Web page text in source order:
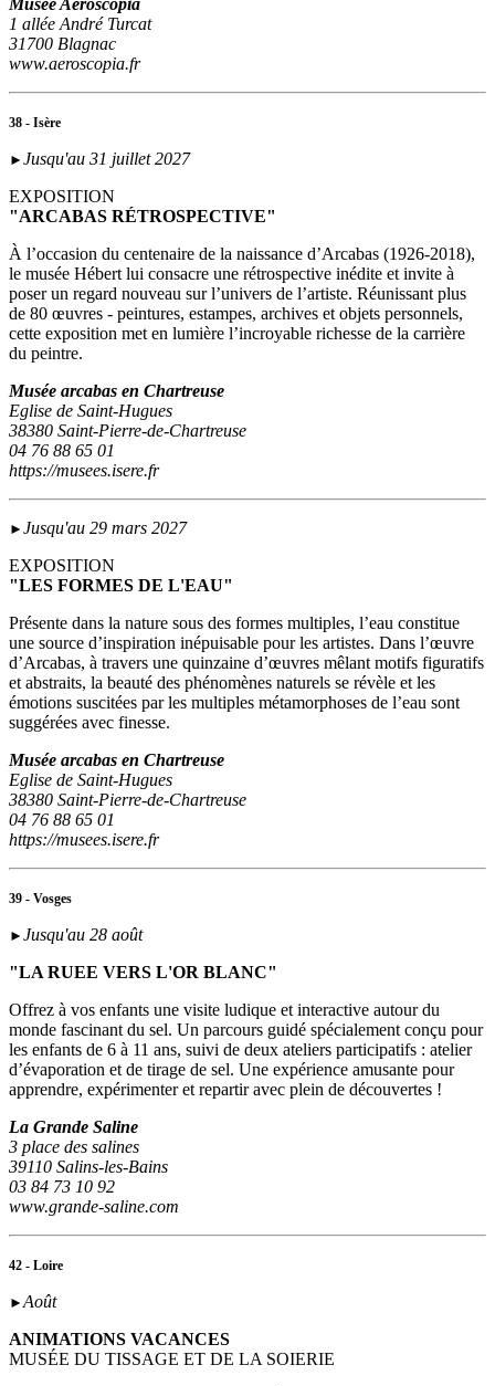
Musée Aeroscopia
1 allée André Turcat
31700 Blagnac
www.aeroscopia.fr
38 - Isère
► Jusqu'au 31 juillet 2027
EXPOSITION
"ARCABAS RÉTROSPECTIVE"
À l’occasion du centenaire de la naissance d’Arcabas (1926-2018),
le musée Hébert lui consacre une rétrospective inédite et invite à
poser un regard nouveau sur l’univers de l’artiste. Réunissant plus
de 80 œuvres - peintures, estampes, archives et objets personnels,
cette exposition met en lumière l’incroyable richesse de la carrière
du peintre.
Musée arcabas en Chartreuse
Eglise de Saint-Hugues
38380 Saint-Pierre-de-Chartreuse
04 76 88 65 01
https://musees.isere.fr
► Jusqu'au 29 mars 2027
EXPOSITION
"LES FORMES DE L'EAU"
Présente dans la nature sous des formes multiples, l’eau constitue
une source d’inspiration inépuisable pour les artistes. Dans l’œuvre
d’Arcabas, à travers une quinzaine d’œuvres mêlant motifs figuratifs
et abstraits, la beauté des phénomènes naturels se révèle et les
émotions suscitées par les multiples métamorphoses de l’eau sont
suggérées avec finesse.
Musée arcabas en Chartreuse
Eglise de Saint-Hugues
38380 Saint-Pierre-de-Chartreuse
04 76 88 65 01
https://musees.isere.fr
39 - Vosges
► Jusqu'au 28 août
"LA RUEE VERS L'OR BLANC"
Offrez à vos enfants une visite ludique et interactive autour du
monde fascinant du sel. Un parcours guidé spécialement conçu pour
les enfants de 6 à 11 ans, suivi de deux ateliers participatifs : atelier
d’évaporation et de tirage de sel. Une expérience amusante pour
apprendre, expérimenter et repartir avec plein de découvertes !
La Grande Saline
3 place des salines
39110 Salins-les-Bains
03 84 73 10 92
www.grande-saline.com
42 - Loire
►Août
ANIMATIONS VACANCES
MUSÉE DU TISSAGE ET DE LA SOIERIE